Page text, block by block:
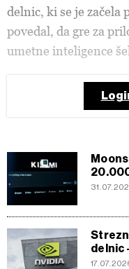
delnic, ki se je začela
povedal, da gre za
umetne inteligence
delnic